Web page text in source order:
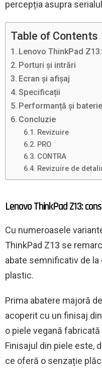
percepția asupra
Table of Contents
Lenovo ThinkPad
Porturi și intrări
Ecran și afișaj
Specificații
Performanță și
Concluzie
Revizuire
PRO
CONTRA
Revizuire de
Lenovo ThinkPad Z13:
Cu numeroasele
ThinkPad Z13 se
abate semnificativ de
plastic.
Prima abatere majoră
acoperit cu un finisaj
o piele vegană
Finisajul din piele este,
ce oferă o senzație